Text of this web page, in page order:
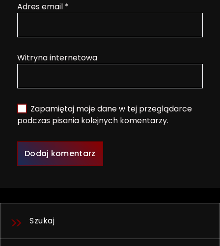
Adres email *
Witryna internetowa
Zapamiętaj moje dane w tej przeglądarce
podczas pisania kolejnych komentarzy.
Szukaj